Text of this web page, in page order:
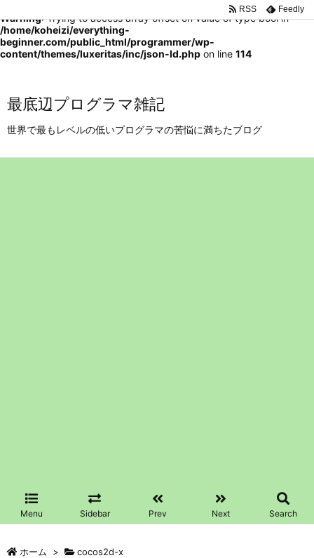
Warning: Trying to access array offset on value of type bool in
/home/koheizi/everything-
beginner.com/public_html/programmer/wp-
content/themes/luxeritas/inc/json-ld.php on line 114
最底辺プログラマ雑記
世界で最もレベルの低いプログラマの苦悩に満ちたブログ
Menu Sidebar Prev Next Search
RSS Feedly
ホーム > cocos2d-x